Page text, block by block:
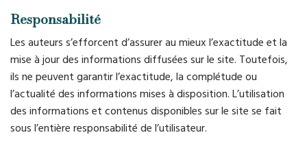
Responsabilité
Les auteurs s’efforcent d’assurer au mieux l’exactitude et la
mise à jour des informations diffusées sur le site. Toutefois,
ils ne peuvent garantir l’exactitude, la complétude ou
l’actualité des informations mises à disposition. L’utilisation
des informations et contenus disponibles sur le site se fait
sous l’entière responsabilité de l’utilisateur.